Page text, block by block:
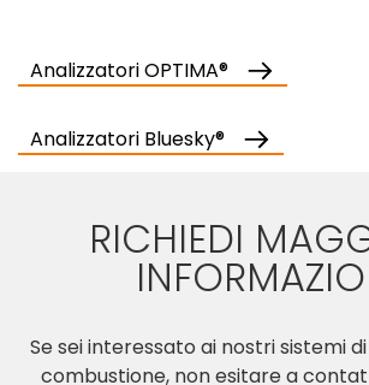
Analizzatori OPTIMA®
Analizzatori Bluesky®
RICHIEDI
Se sei interessato ai nostri sistemi
combustione, non esitare a